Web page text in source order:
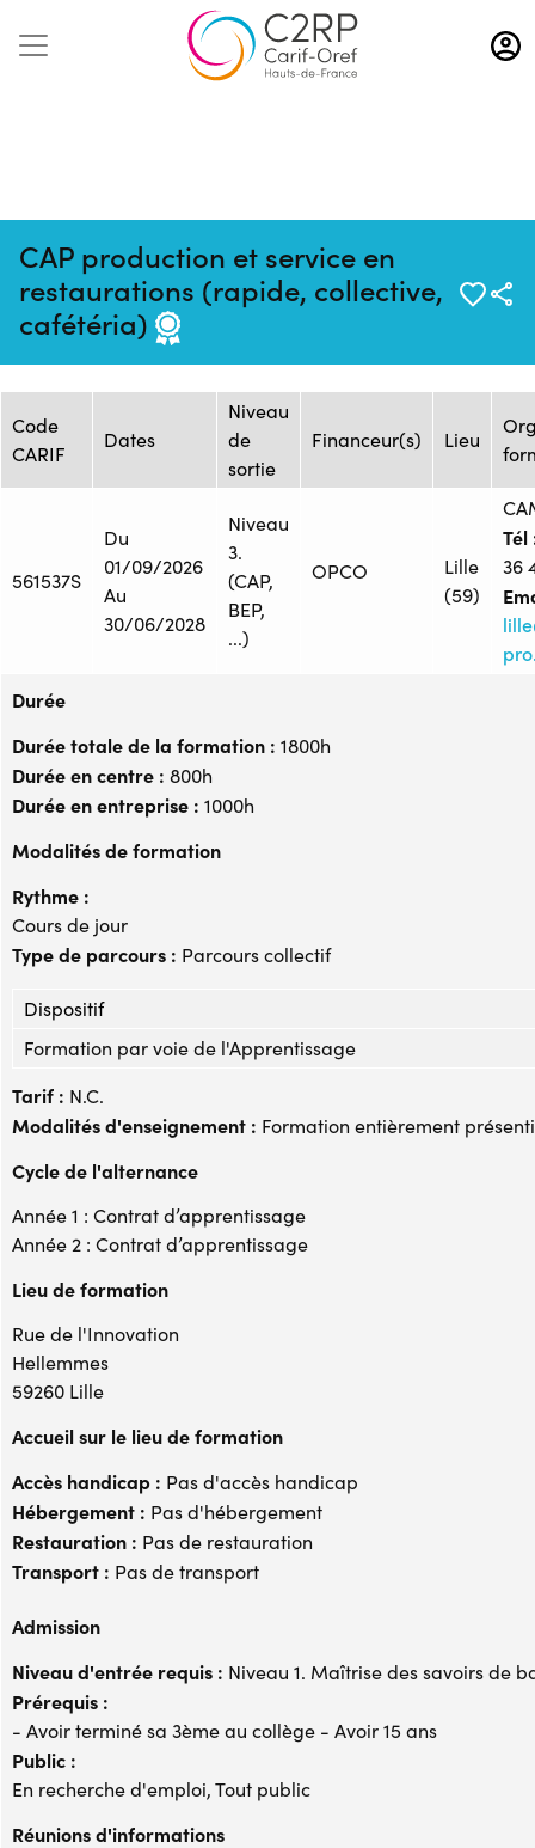
Aller
au
contenu
CAP production et service en
restaurations (rapide, collective,
cafétéria)
Mise à jour :
13/03/2026
Formation :
26257821F
Source : CAMPUS
PRO Lille
Session de formation
Code
CARIF
Dates
Niveau
de
sortie
Financeur(s) Lieu
561537S
Du
01/09/2026
Au
30/06/2028
Niveau
3.
(CAP,
BEP,
...)
OPCO
Lille
(59)
Tél
36
Durée
Durée totale de la formation : 1800h
Durée en centre : 800h
Durée en entreprise : 1000h
Modalités de formation
Rythme :
Cours de jour
Type de parcours : Parcours collectif
Dispositif
Formation par voie de l'Apprentissage
Tarif : N.C.
Modalités d'enseignement : Formation entièrement
Cycle de l'alternance
Année 1 : Contrat d’apprentissage
Année 2 : Contrat d’apprentissage
Lieu de formation
Rue de l'Innovation
Hellemmes
59260 Lille
Accueil sur le lieu de formation
Accès handicap : Pas d'accès handicap
Hébergement : Pas d'hébergement
Restauration : Pas de restauration
Transport : Pas de transport
Admission
Niveau d'entrée requis : Niveau 1. Maîtrise des savoirs de
Prérequis :
- Avoir terminé sa 3ème au collège - Avoir 15 ans
Public :
En recherche d'emploi, Tout public
Réunions d'informations